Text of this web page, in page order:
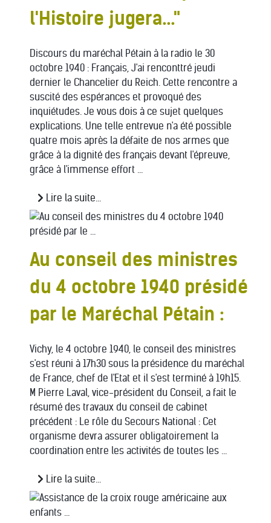
l'Histoire jugera..."
Discours du maréchal Pétain à la radio le 30
octobre 1940 : Français, J'ai renconttré jeudi
dernier le Chancelier du Reich. Cette rencontre a
suscité des espérances et provoqué des
inquiétudes. Je vous dois à ce sujet quelques
explications. Une telle entrevue n'a été possible
quatre mois après la défaite de nos armes que
grâce à la dignité des français devant l'épreuve,
grâce à l'immense effort ...
Lire la suite...
Au conseil des ministres
du 4 octobre 1940 présidé
par le Maréchal Pétain :
Vichy, le 4 octobre 1940, le conseil des ministres
s'est réuni à 17h30 sous la présidence du maréchal
de France, chef de l'Etat et il s'est terminé à 19h15.
M Pierre Laval, vice-président du Conseil, a fait le
résumé des travaux du conseil de cabinet
précédent : Le rôle du Secours National : Cet
organisme devra assurer obligatoirement la
coordination entre les activités de toutes les ...
Lire la suite...